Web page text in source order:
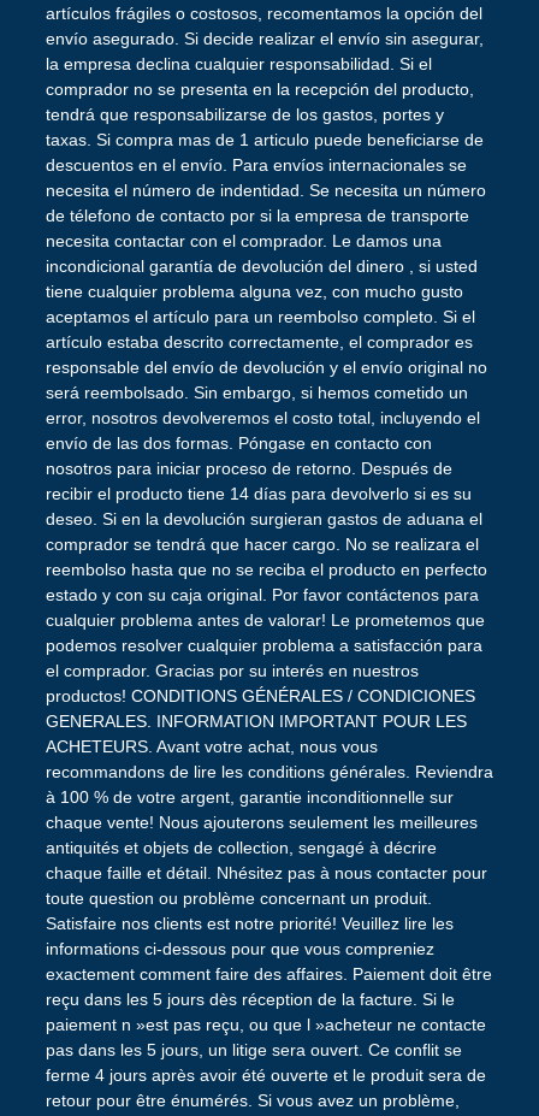
artículos frágiles o costosos, recomentamos la opción del
envío asegurado. Si decide realizar el envío sin asegurar,
la empresa declina cualquier responsabilidad. Si el
comprador no se presenta en la recepción del producto,
tendrá que responsabilizarse de los gastos, portes y
taxas. Si compra mas de 1 articulo puede beneficiarse de
descuentos en el envío. Para envíos internacionales se
necesita el número de indentidad. Se necesita un número
de télefono de contacto por si la empresa de transporte
necesita contactar con el comprador. Le damos una
incondicional garantía de devolución del dinero , si usted
tiene cualquier problema alguna vez, con mucho gusto
aceptamos el artículo para un reembolso completo. Si el
artículo estaba descrito correctamente, el comprador es
responsable del envío de devolución y el envío original no
será reembolsado. Sin embargo, si hemos cometido un
error, nosotros devolveremos el costo total, incluyendo el
envío de las dos formas. Póngase en contacto con
nosotros para iniciar proceso de retorno. Después de
recibir el producto tiene 14 días para devolverlo si es su
deseo. Si en la devolución surgieran gastos de aduana el
comprador se tendrá que hacer cargo. No se realizara el
reembolso hasta que no se reciba el producto en perfecto
estado y con su caja original. Por favor contáctenos para
cualquier problema antes de valorar! Le prometemos que
podemos resolver cualquier problema a satisfacción para
el comprador. Gracias por su interés en nuestros
productos! CONDITIONS GÉNÉRALES / CONDICIONES
GENERALES. INFORMATION IMPORTANT POUR LES
ACHETEURS. Avant votre achat, nous vous
recommandons de lire les conditions générales. Reviendra
à 100 % de votre argent, garantie inconditionnelle sur
chaque vente! Nous ajouterons seulement les meilleures
antiquités et objets de collection, sengagé à décrire
chaque faille et détail. Nhésitez pas à nous contacter pour
toute question ou problème concernant un produit.
Satisfaire nos clients est notre priorité! Veuillez lire les
informations ci-dessous pour que vous compreniez
exactement comment faire des affaires. Paiement doit être
reçu dans les 5 jours dès réception de la facture. Si le
paiement n »est pas reçu, ou que l »acheteur ne contacte
pas dans les 5 jours, un litige sera ouvert. Ce conflit se
ferme 4 jours après avoir été ouverte et le produit sera de
retour pour être énumérés. Si vous avez un problème,